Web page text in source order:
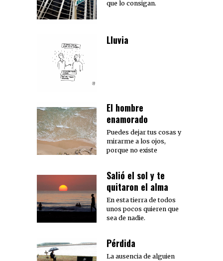
que lo consigan.
Lluvia
El hombre
enamorado
Puedes dejar tus cosas y
mirarme a los ojos,
porque no existe
Salió el sol y te
quitaron el alma
En esta tierra de todos
unos pocos quieren que
sea de nadie.
Pérdida
La ausencia de alguien